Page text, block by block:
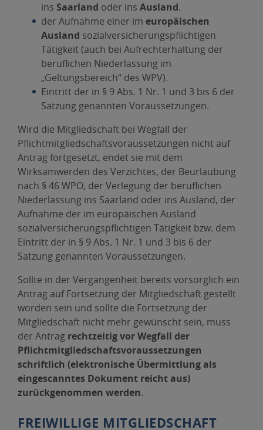
ins Saarland oder ins Ausland.
der Aufnahme einer im europäischen
Ausland sozialversicherungspflichtigen
Tätigkeit (auch bei Aufrechterhaltung der
beruflichen Niederlassung im
„Geltungsbereich“ des WPV).
Eintritt der in § 9 Abs. 1 Nr. 1 und 3 bis 6 der
Satzung genannten Voraussetzungen.
Wird die Mitgliedschaft bei Wegfall der
Pflichtmitgliedschaftsvoraussetzungen nicht auf
Antrag fortgesetzt, endet sie mit dem
Wirksamwerden des Verzichtes, der Beurlaubung
nach § 46 WPO, der Verlegung der beruflichen
Niederlassung ins Saarland oder ins Ausland, der
Aufnahme der im europäischen Ausland
sozialversicherungspflichtigen Tätigkeit bzw. dem
Eintritt der in § 9 Abs. 1 Nr. 1 und 3 bis 6 der
Satzung genannten Voraussetzungen.
Sollte in der Vergangenheit bereits vorsorglich ein
Antrag auf Fortsetzung der Mitgliedschaft gestellt
worden sein und sollte die Fortsetzung der
Mitgliedschaft nicht mehr gewünscht sein, muss
der Antrag rechtzeitig vor Wegfall der
Pflichtmitgliedschaftsvoraussetzungen
schriftlich (elektronische Übermittlung als
eingescanntes Dokument reicht aus)
zurückgenommen werden.
FREIWILLIGE MITGLIEDSCHAFT